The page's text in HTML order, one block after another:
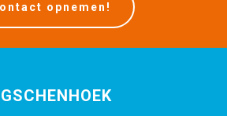
opnemen!